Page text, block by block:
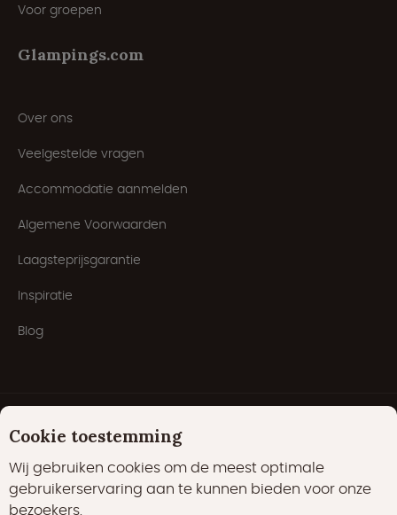
Voor groepen
Glampings.com
Over ons
Veelgestelde vragen
Accommodatie aanmelden
Algemene Voorwaarden
Laagsteprijsgarantie
Inspiratie
Blog
Cookie toestemming
Wij gebruiken cookies om de meest optimale
gebruikerservaring aan te kunnen bieden voor onze
bezoekers.